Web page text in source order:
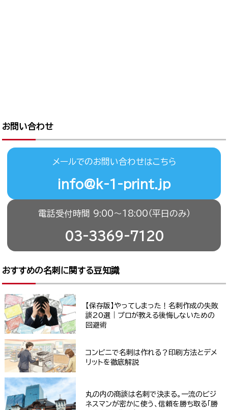
お問い合わせ
メールでのお問い合わせはこちら
info@k-1-print.jp
電話受付時間 9:00〜18:00（平日のみ）
03-3369-7120
おすすめの名刺に関する豆知識
【保存版】やってしまった！名刺作成の失敗
談20選｜プロが教える後悔しないための
回避術
コンビニで名刺は作れる？印刷方法とデメ
リットを徹底解説
丸の内の商談は名刺で決まる。一流のビジ
ネスマンが密かに使う、信頼を勝ち取る「勝